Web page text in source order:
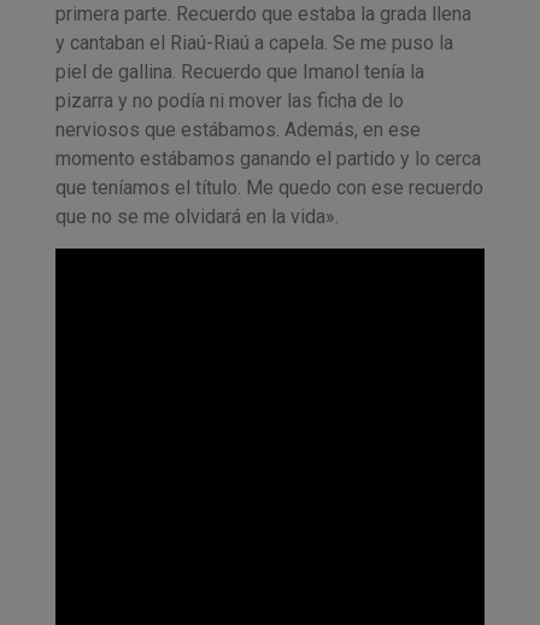
primera parte. Recuerdo que estaba la grada llena
y cantaban el Riaú-Riaú a capela. Se me puso la
piel de gallina. Recuerdo que Imanol tenía la
pizarra y no podía ni mover las ficha de lo
nerviosos que estábamos. Además, en ese
momento estábamos ganando el partido y lo cerca
que teníamos el título. Me quedo con ese recuerdo
que no se me olvidará en la vida».